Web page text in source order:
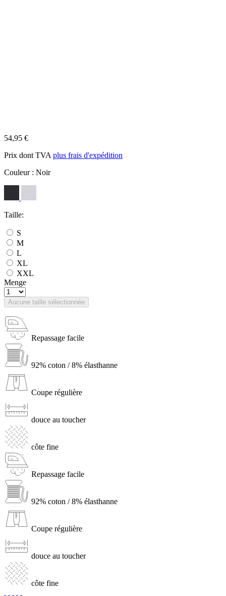
54,95 €
Prix dont TVA plus frais d'expédition
Couleur : Noir
Taille:
S
M
L
XL
XXL
Menge
Aucune taille sélectionnée
Repassage facile
92% coton / 8% élasthanne
Coupe régulière
douce au toucher
côte fine
Repassage facile
92% coton / 8% élasthanne
Coupe régulière
douce au toucher
côte fine